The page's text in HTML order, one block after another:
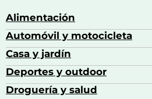
Alimentación
Bebidas
Bebidas espirituosas
Brandy
Café
Automóvil y motocicleta
Accesorios para coche
Aceite de motor y manutención
Aceites motor
Casa y jardín
Accesorios de hogar y cocina
Aires acondicionados
Deportes y outdoor
Balones de fútbol
Droguería y salud